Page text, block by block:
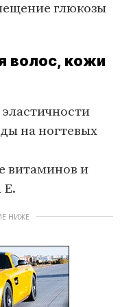
глюкозы
волос, кожи
на ногтевых
витаминов и
Е.
НИЖЕ